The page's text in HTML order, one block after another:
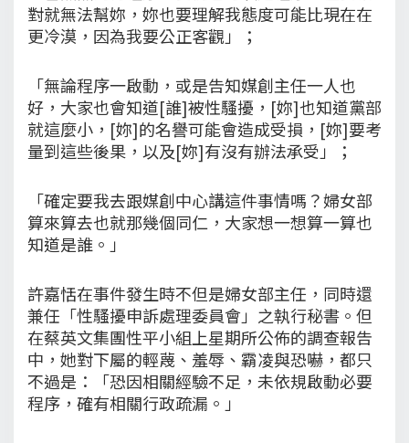
對就無法幫妳，妳也要理解我態度可能比現在在
更冷漠，因為我要公正客觀」；
「無論程序一啟動，或是告知媒創主任一人也
好，大家也會知道[誰]被性騷擾，[妳]也知道黨部
就這麼小，[妳]的名譽可能會造成受損，[妳]要考
量到這些後果，以及[妳]有沒有辦法承受」；
「確定要我去跟媒創中心講這件事情嗎？婦女部
算來算去也就那幾個同仁，大家想一想算一算也
知道是誰。」
許嘉恬在事件發生時不但是婦女部主任，同時還
兼任「性騷擾申訴處理委員會」之執行秘書。但
在蔡英文集團性平小組上星期所公佈的調查報告
中，她對下屬的輕蔑、羞辱、霸凌與恐嚇，都只
不過是：「恐因相關經驗不足，未依規啟動必要
程序，確有相關行政疏漏。」